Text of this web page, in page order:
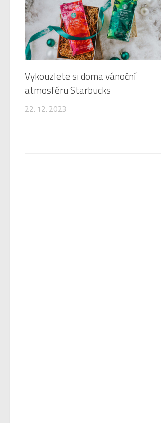
Vykouzlete si doma vánoční
atmosféru Starbucks
22. 12. 2023